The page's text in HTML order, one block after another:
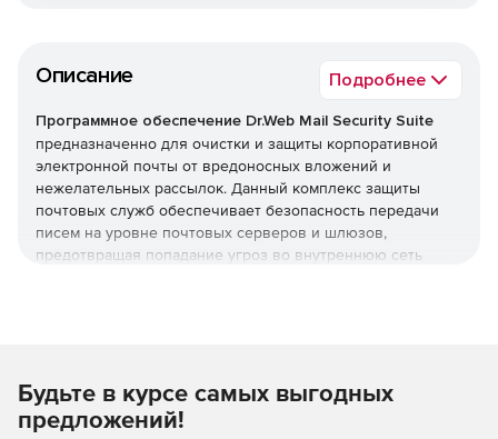
Описание Подробнее
Программное обеспечение Dr.Web Mail Security Suite
предназначенно для очистки и защиты корпоративной
электронной почты от вредоносных вложений и
нежелательных рассылок. Данный комплекс защиты
почтовых служб обеспечивает безопасность передачи
писем на уровне почтовых серверов и шлюзов,
предотвращая попадание угроз во внутреннюю сеть
Преимущества Dr.Web Mail
Security Suite
Будьте в курсе самых выгодных
предложений!